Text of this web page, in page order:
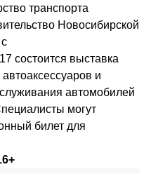
транспорта
Новосибирской
состоится выставка
и
автомобилей
могут
билет для